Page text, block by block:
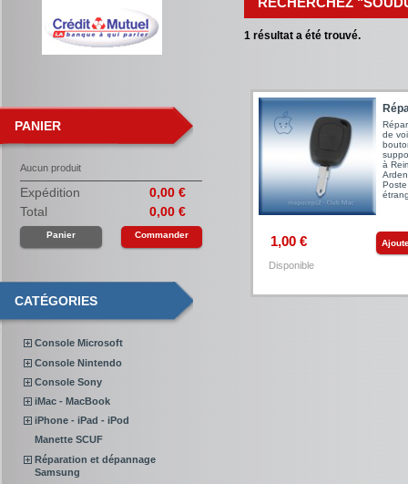
PANIER
Aucun produit
Expédition
0,00 €
Total
0,00 €
Panier Commander
CATÉGORIES
Console Microsoft
Console Nintendo
Console Sony
iMac - MacBook
iPhone - iPad - iPod
Manette SCUF
Réparation et dépannage
Samsung
1 résultat a été trouvé.
de
à
1,00 €
Disponible